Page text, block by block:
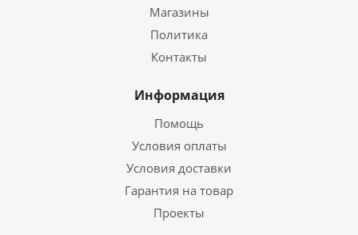
Магазины
Политика
Контакты
Информация
Помощь
Условия оплаты
Условия доставки
Гарантия на товар
Проекты